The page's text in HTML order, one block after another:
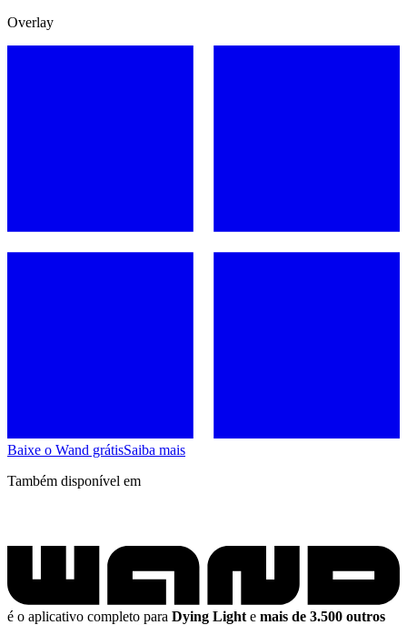
Overlay
Baixe o Wand grátisSaiba mais
Também disponível em
é o aplicativo completo para Dying Light e mais de 3.500 outros